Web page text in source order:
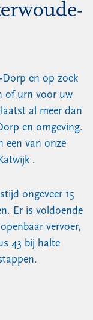
en op zoek
of urn voor uw
al meer dan
en omgeving.
een van onze
.
ongeveer 15
Er is voldoende
vervoer,
43 bij halte